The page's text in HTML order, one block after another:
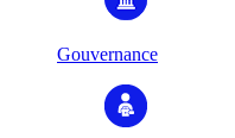
Gouvernance